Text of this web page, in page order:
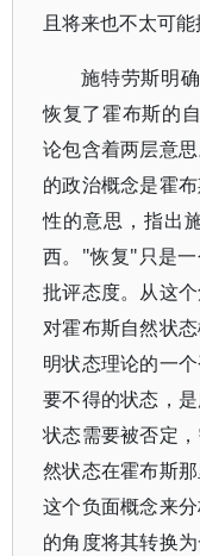
且将来也不太可能
施特劳斯明
恢复了霍布斯的
论包含着两层意
的政治概念是霍
性的意思，指出
西。"恢复"只是
批评态度。从这
对霍布斯自然状
明状态理论的一
要不得的状态，
状态需要被否定
然状态在霍布斯
这个负面概念来
的角度将其转换